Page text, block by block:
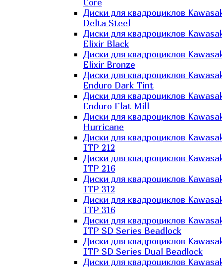
Core
Диски для квадроциклов
Delta Steel
Диски для квадроциклов
Elixir Black
Диски для квадроциклов
Elixir Bronze
Диски для квадроциклов
Enduro Dark Tint
Диски для квадроциклов
Enduro Flat Mill
Диски для квадроциклов
Hurricane
Диски для квадроциклов
ITP 212
Диски для квадроциклов
ITP 216
Диски для квадроциклов
ITP 312
Диски для квадроциклов
ITP 316
Диски для квадроциклов
ITP SD Series Beadlock
Диски для квадроциклов
ITP SD Series Dual Beadlock
Диски для квадроциклов